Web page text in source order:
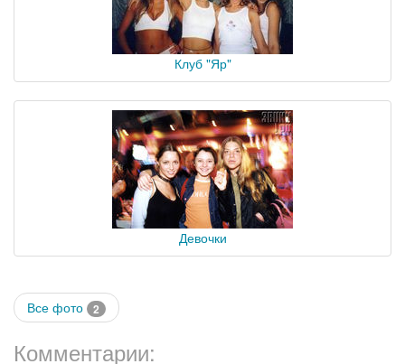
Клуб "Яр"
Девочки
Все фото 2
Комментарии: